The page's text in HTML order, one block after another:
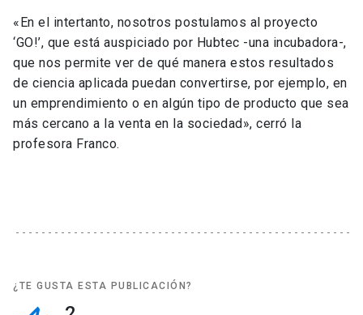
«En el intertanto, nosotros postulamos al proyecto
‘GO!’, que está auspiciado por Hubtec -una incubadora-,
que nos permite ver de qué manera estos resultados
de ciencia aplicada puedan convertirse, por ejemplo, en
un emprendimiento o en algún tipo de producto que sea
más cercano a la venta en la sociedad», cerró la
profesora Franco.
¿TE GUSTA ESTA PUBLICACIÓN?